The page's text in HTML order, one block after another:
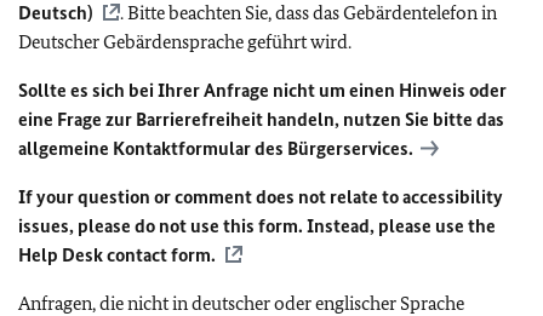
Deutsch)
. Bitte beachten Sie, dass das Gebärdentelefon in
Deutscher Gebärdensprache geführt wird.
Sollte es sich bei Ihrer Anfrage nicht um einen Hinweis oder
eine Frage zur Barrierefreiheit handeln, nutzen Sie bitte das
allgemeine Kontaktformular des Bürgerservices.
If your question or comment does not relate to accessibility
issues, please do not use this form. Instead, please use the
Help Desk contact form.
Anfragen, die nicht in deutscher oder englischer Sprache